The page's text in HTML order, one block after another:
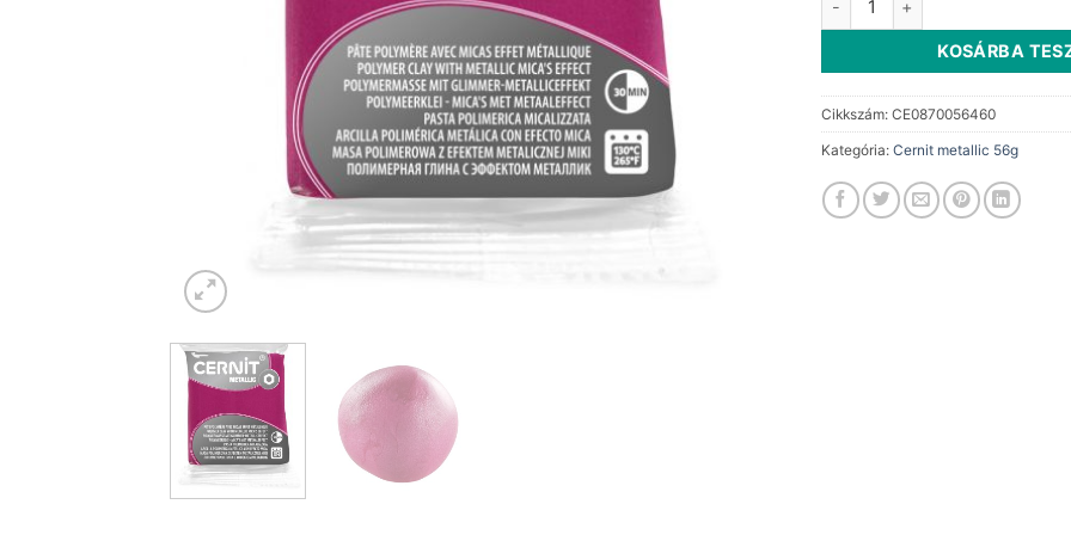
KOSÁRBA
Cikkszám: CE0870056460
Kategória: Cernit metallic 56g